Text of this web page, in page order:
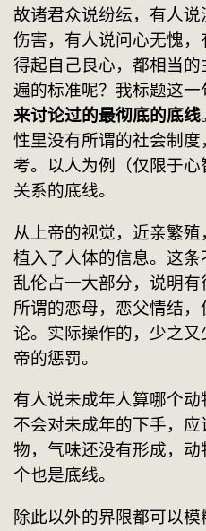
故诸君众说纷纭，有人
伤害，有人说问心无愧
得起自己良心，都相当
遍的标准呢？我标题这一
来讨论过的最彻底的底线
性里没有所谓的社会制
考。以人为例（仅限于
关系的底线。
从上帝的视觉，近亲繁
植入了人体的信息。这条
乱伦占一大部分，说明
所谓的恋母，恋父情结
论。实际操作的，少之
帝的惩罚。
有人说未成年人算哪个
不会对未成年的下手，
物，气味还没有形成，
个也是底线。
除此以外的界限都可以